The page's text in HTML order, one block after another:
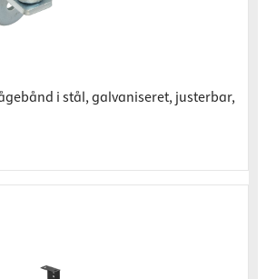
i stål, galvaniseret, justerbar,